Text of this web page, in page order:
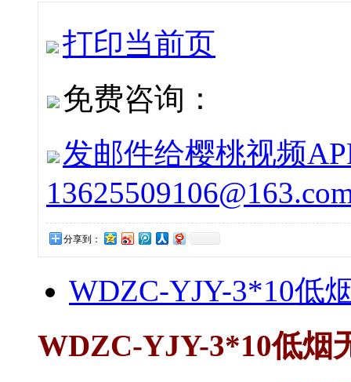
打印当前页
免费咨询：
发邮件给樱桃视频APP
分享到：
WDZC-YJY-3*10低烟
WDZC-YJY-3*10低烟无